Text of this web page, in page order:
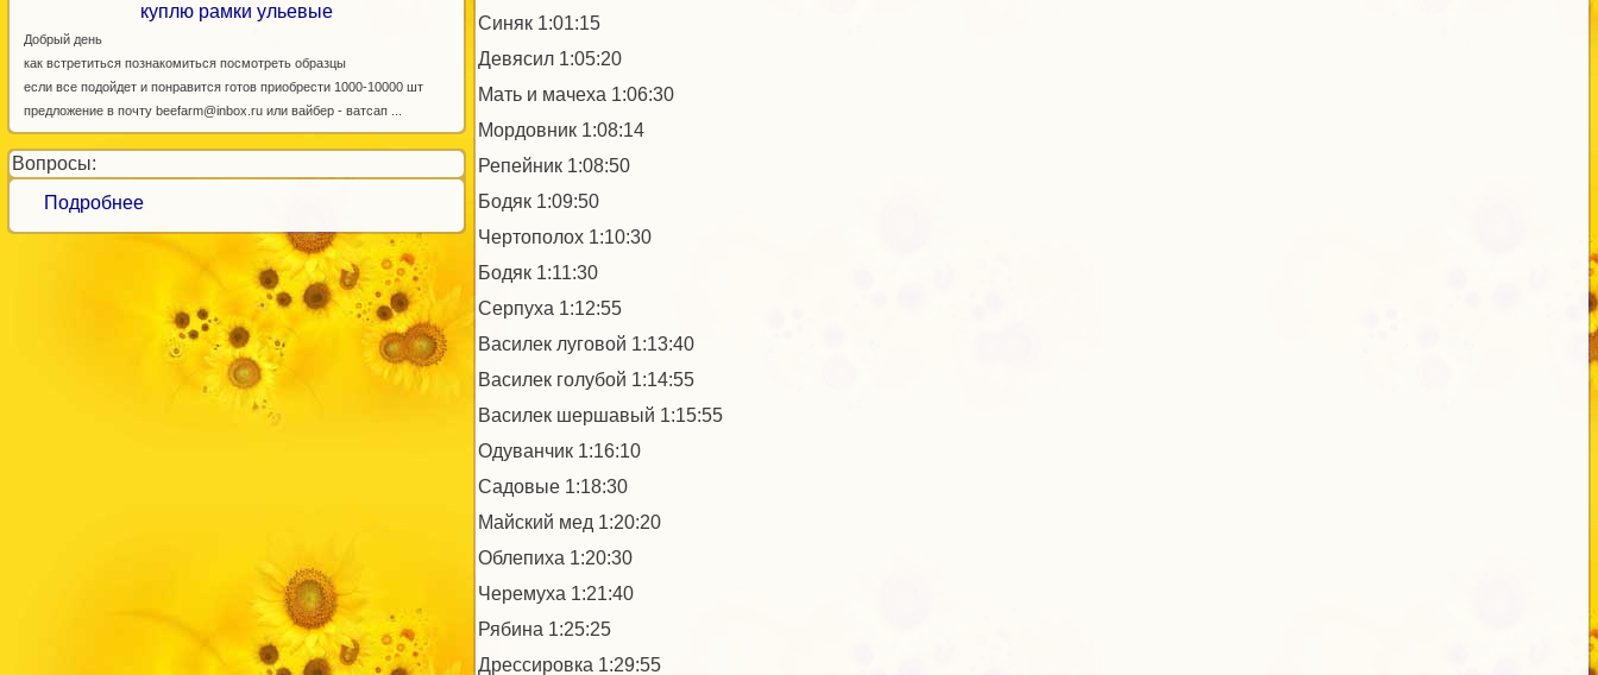
Синяк 1:01:15
Девясил 1:05:20
Мать и мачеха 1:06:30
Мордовник 1:08:14
Репейник 1:08:50
Бодяк 1:09:50
Чертополох 1:10:30
Бодяк 1:11:30
Серпуха 1:12:55
Василек луговой 1:13:40
Василек голубой 1:14:55
Василек шершавый 1:15:55
Одуванчик 1:16:10
Садовые 1:18:30
Майский мед 1:20:20
Облепиха 1:20:30
Черемуха 1:21:40
Рябина 1:25:25
Дрессировка 1:29:55
куплю рамки ульевые
Добрый день
как встретиться познакомиться посмотреть образцы
если все подойдет и понравится готов приобрести 1000-10000 шт
предложение в почту beefarm@inbox.ru или вайбер - ватсап ...
Вопросы:
Подробнее